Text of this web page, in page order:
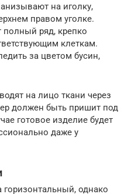
на иголку,
правом уголке.
ряд, крепко
клеткам.
за цветом бусин,
на лицо ткани через
должен быть пришит под
готовое изделие будет
даже у
однако